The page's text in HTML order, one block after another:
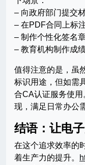
– 向政府部门提交
– 在PDF合同上标注
– 制作个性化签名
– 教育机构制作成
值得注意的是，虽
标识用途，但如需
合CA认证服务使
现，满足日常办公
结语：让电
在这个追求效率的
着生产力的提升。